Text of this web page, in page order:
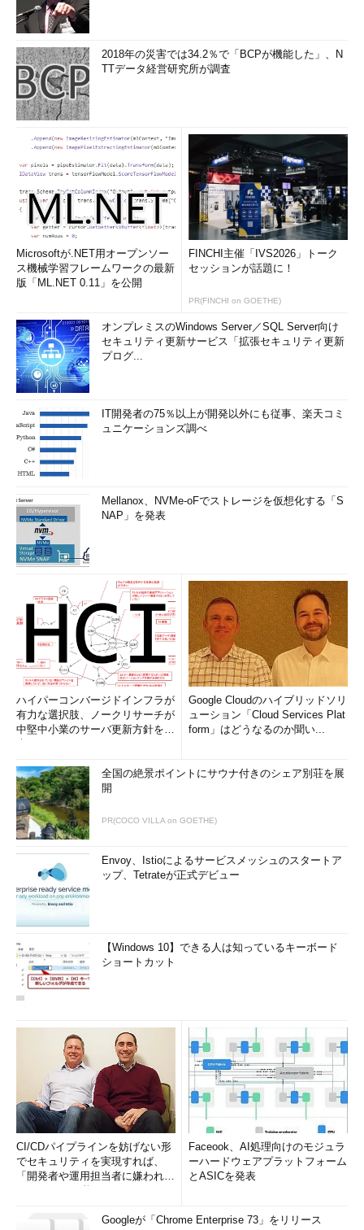
2018年の災害では34.2％で「BCPが機能した」、N
TTデータ経営研究所が調査
Microsoftが.NET用オープンソー
ス機械学習フレームワークの最新
版「ML.NET 0.11」を公開
FINCHI主催「IVS2026」トーク
セッションが話題に！
PR(FINCHI on GOETHE)
オンプレミスのWindows Server／SQL Server向け
セキュリティ更新サービス「拡張セキュリティ更新
プログ...
IT開発者の75％以上が開発以外にも従事、楽天コミ
ュニケーションズ調べ
Mellanox、NVMe-oFでストレージを仮想化する「S
NAP」を発表
ハイパーコンバージドインフラが
有力な選択肢、ノークリサーチが
中堅中小業のサーバ更新方針を調
Google Cloudのハイブリッドソリ
ューション「Cloud Services Plat
form」はどうなるのか聞い...
全国の絶景ポイントにサウナ付きのシェア別荘を展
開
PR(COCO VILLA on GOETHE)
Envoy、Istioによるサービスメッシュのスタートア
ップ、Tetrateが正式デビュー
【Windows 10】できる人は知っているキーボード
ショートカット
CI/CDパイプラインを妨げない形
でセキュリティを実現すれば、
「開発者や運用担当者に嫌われな
Faceook、AI処理向けのモジュラ
ーハードウェアプラットフォーム
とASICを発表
Googleが「Chrome Enterprise 73」をリリース